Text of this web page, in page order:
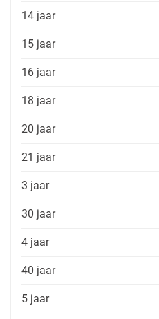
14 jaar
15 jaar
16 jaar
18 jaar
20 jaar
21 jaar
3 jaar
30 jaar
4 jaar
40 jaar
5 jaar